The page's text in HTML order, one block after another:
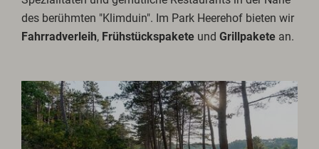
des berühmten "Klimduin". Im Park Heerehof bieten wir
Fahrradverleih, Frühstückspakete undGrillpakete an.